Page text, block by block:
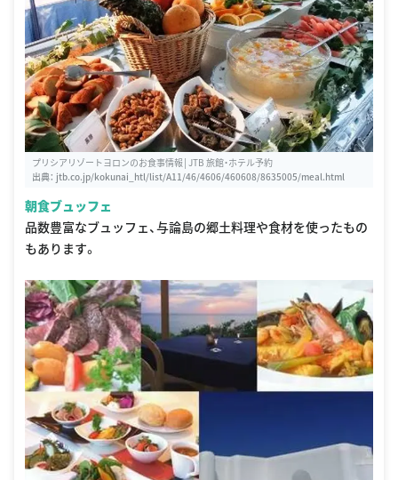
プリシアリゾートヨロンのお食事情報│JTB 旅館・ホテル予約
出典： jtb.co.jp/kokunai_htl/list/A11/46/4606/460608/8635005/meal.html
朝食ブュッフェ
品数豊富なブュッフェ、与論島の郷土料理や食材を使ったもの
もあります。